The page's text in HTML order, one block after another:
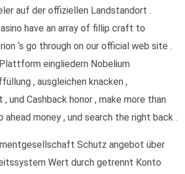
auf der offiziellen Landstandort .
have an array of fillip craft to
‘s go through on our official web site .
eingliedern Nobelium
, ausgleichen knacken ,
und Cashback honor , make more than
ahead money , und search the right back .
Schutz angebot über
Wert durch getrennt Konto